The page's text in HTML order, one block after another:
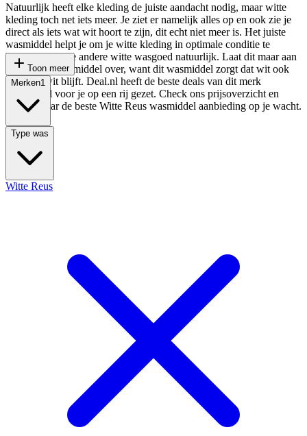
Natuurlijk heeft elke kleding de juiste aandacht nodig, maar witte
kleding toch net iets meer. Je ziet er namelijk alles op en ook zie je
direct als iets wat wit hoort te zijn, dit echt niet meer is. Het juiste
wasmiddel helpt je om je witte kleding in optimale conditie te
houden. En al je andere witte wasgoed natuurlijk. Laat dit maar aan
Witte Reus wasmiddel over, want dit wasmiddel zorgt dat wit ook
wit is én wit blijft. Deal.nl heeft de beste deals van dit merk
wasmiddel voor je op een rij gezet. Check ons prijsoverzicht en
ontdek waar de beste Witte Reus wasmiddel aanbieding op je wacht.
Toon meer
Merken1
Type was
Witte Reus